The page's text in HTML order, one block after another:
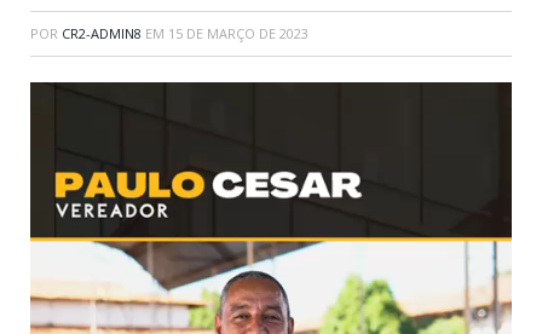
POR CR2-ADMIN8 EM 15 DE MARÇO DE 2023